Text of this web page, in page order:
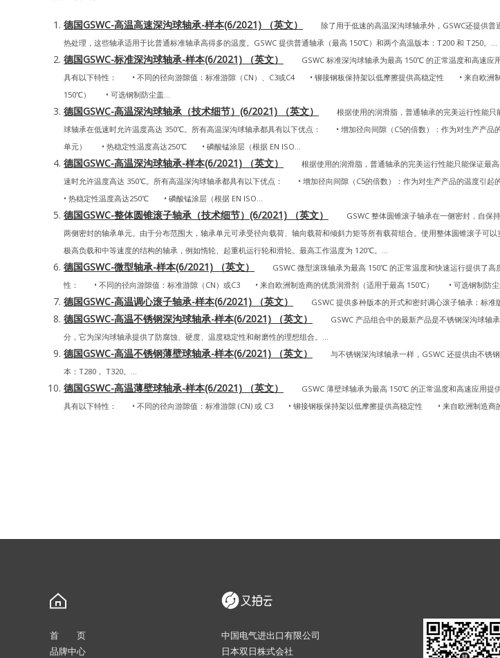
德国GSWC-高温高速深沟球轴承-样本(6/2021) （英文）
除了用于低速的高温深沟球轴承外，GSWC还提供普
热处理，这些轴承适用于比普通标准轴承高得多的温度。GSWC 提供普通轴承（最高 150℃）和两个高温版本：T200 和 T250。...
德国GSWC-标准深沟球轴承-样本(6/2021) （英文）
GSWC 标准深沟球轴承为最高 150℃ 的正常温度和高速应
具有以下特性： • 不同的径向游隙值：标准游隙（CN）、C3或C4 • 铆接钢板保持架以低摩擦提供高稳定性 • 来自欧洲制
150℃） • 可选钢制防尘盖...
德国GSWC-高温深沟球轴承（技术细节）(6/2021) （英文）
根据使用的润滑脂，普通轴承的完美运行性能只
球轴承在低速时允许温度高达 350℃。所有高温深沟球轴承都具有以下优点： • 增加径向间隙（C5的倍数）：作为对生产产品
单元） • 热稳定性温度高达250℃ • 磷酸锰涂层（根据 EN ISO...
德国GSWC-高温深沟球轴承-样本(6/2021) （英文）
根据使用的润滑脂，普通轴承的完美运行性能只能保证最
速时允许温度高达 350℃。所有高温深沟球轴承都具有以下优点： • 增加径向间隙（C5的倍数）：作为对生产产品的温度引
• 热稳定性温度高达250℃ • 磷酸锰涂层（根据 EN ISO...
德国GSWC-整体圆锥滚子轴承（技术细节）(6/2021) （英文）
GSWC 整体圆锥滚子轴承在一侧密封，自保
两侧密封的轴承单元。由于分布范围大，轴承单元可承受径向载荷、轴向载荷和倾斜力矩等所有载荷组合。使用整体圆锥滚子可
极高负载和中等速度的结构的轴承，例如惰轮、起重机运行轮和滑轮。最高工作温度为 120℃。...
德国GSWC-微型轴承-样本(6/2021) （英文）
GSWC 微型滚珠轴承为最高 150℃ 的正常温度和快速运行提供了高
性： • 不同的径向游隙值：标准游隙（CN）或C3 • 来自欧洲制造商的优质润滑剂（适用于最高 150℃） • 可选钢制防尘
德国GSWC-高温调心滚子轴承-样本(6/2021) （英文） GSWC 提供多种版本的开式和密封调心滚子轴承：标准
德国GSWC-高温不锈钢深沟球轴承-样本(6/2021) （英文）
GSWC 产品组合中的最新产品是不锈钢深沟球轴
分，它为深沟球轴承提供了防腐蚀、硬度、温度稳定性和耐磨性的理想组合。...
德国GSWC-高温不锈钢薄壁球轴承-样本(6/2021) （英文）
与不锈钢深沟球轴承一样，GSWC 还提供由不锈
本：T280， T320。...
德国GSWC-高温薄壁球轴承-样本(6/2021) （英文）
GSWC 薄壁球轴承为最高 150℃ 的正常温度和高速应用
具有以下特性： • 不同的径向游隙值：标准游隙 (CN) 或 C3 • 铆接钢板保持架以低摩擦提供高稳定性 • 来自欧洲制造商
首 页
品牌中心
中国电气进出口有限公司
日本双日株式会社